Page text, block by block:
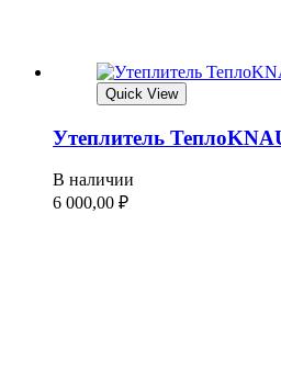
Quick View
Утеплитель
В наличии
6 000,00 ₽